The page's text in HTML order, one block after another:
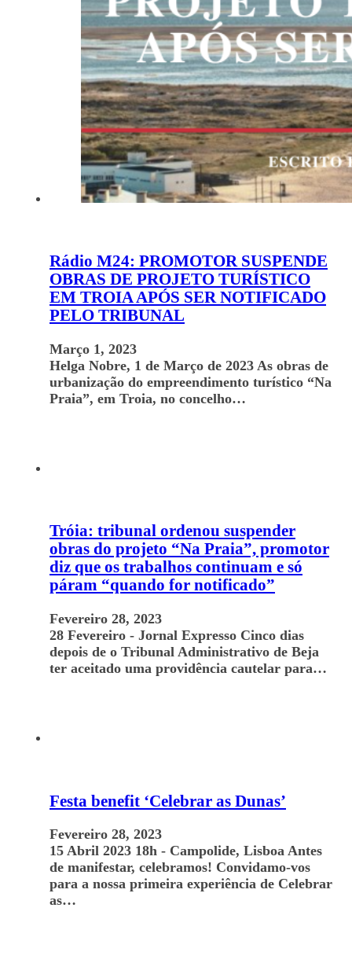
Rádio M24: PROMOTOR SUSPENDE
OBRAS DE PROJETO TURÍSTICO
EM TROIA APÓS SER NOTIFICADO
PELO TRIBUNAL
Março 1, 2023
Helga Nobre, 1 de Março de 2023 As obras de
urbanização do empreendimento turístico “Na
Praia”, em Troia, no concelho…
Tróia: tribunal ordenou suspender
obras do projeto “Na Praia”, promotor
diz que os trabalhos continuam e só
páram “quando for notificado”
Fevereiro 28, 2023
28 Fevereiro - Jornal Expresso Cinco dias
depois de o Tribunal Administrativo de Beja
ter aceitado uma providência cautelar para…
Festa benefit ‘Celebrar as Dunas’
Fevereiro 28, 2023
15 Abril 2023 18h - Campolide, Lisboa Antes
de manifestar, celebramos! Convidamo-vos
para a nossa primeira experiência de Celebrar
as…